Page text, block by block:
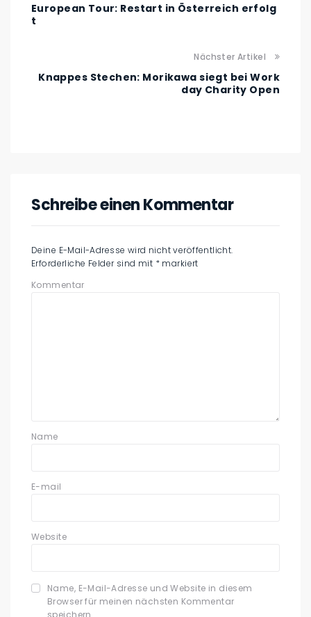
European Tour: Restart in Österreich erfolg
t
Nächster Artikel
Knappes Stechen: Morikawa siegt bei Work
day Charity Open
Schreibe einen Kommentar
Deine E-Mail-Adresse wird nicht veröffentlicht.
Erforderliche Felder sind mit * markiert
Kommentar
Name
E-mail
Website
Name, E-Mail-Adresse und Website in diesem
Browser für meinen nächsten Kommentar
speichern.